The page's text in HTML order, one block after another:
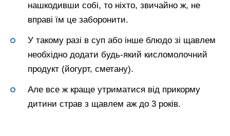
нашкодивши собі, то ніхто, звичайно ж, не
вправі їм це заборонити.
У такому разі в суп або інше блюдо зі щавлем
необхідно додати будь-який кисломолочний
продукт (йогурт, сметану).
Але все ж краще утриматися від прикорму
дитини страв з щавлем аж до 3 років.